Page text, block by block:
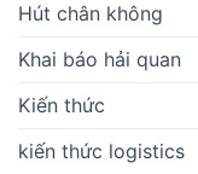
Hút chân không
Khai báo hải quan
Kiến thức
kiến thức logistics